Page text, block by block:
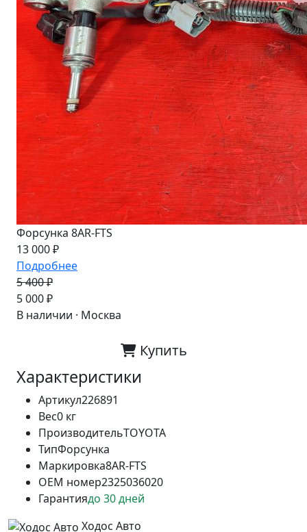
Форсунка 8AR-FTS
13 000 ₽
Подробнее
5 400 ₽
5 000 ₽
В наличии · Москва
Купить
Характеристики
Артикул226891
Вес0 кг
ПроизводительTOYOTA
ТипФорсунка
Маркировка8AR-FTS
OEM номер2325036020
Гарантиядо 30 дней
Ходос Авто